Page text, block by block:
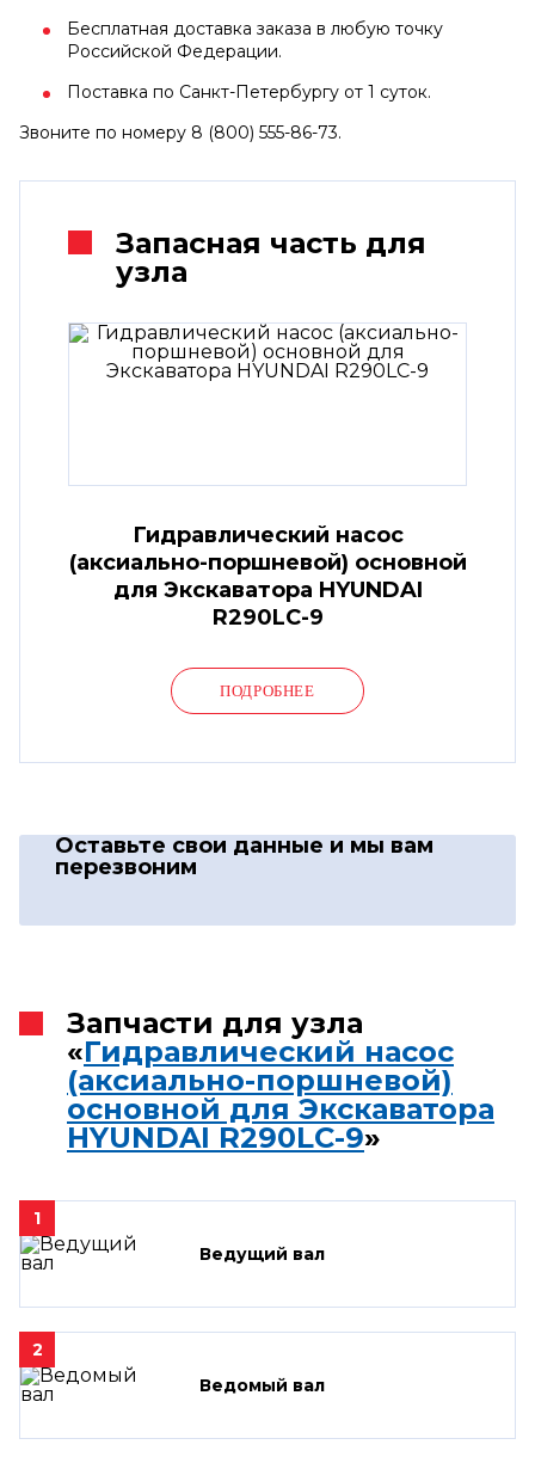
Бесплатная доставка заказа в любую точку
Российской Федерации.
Поставка по Санкт-Петербургу от 1 суток.
Звоните по номеру 8 (800) 555-86-73.
Запасная часть для
узла
Гидравлический насос
(аксиально-поршневой) основной
для Экскаватора HYUNDAI
R290LC-9
ПОДРОБНЕЕ
Оставьте свои данные и мы вам
перезвоним
Запчасти для узла
«Гидравлический насос
(аксиально-поршневой)
основной для Экскаватора
HYUNDAI R290LC-9»
1
Ведущий вал
2
Ведомый вал